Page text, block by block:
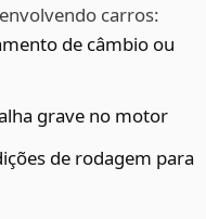
carros:
de câmbio ou
grave no motor
de rodagem para